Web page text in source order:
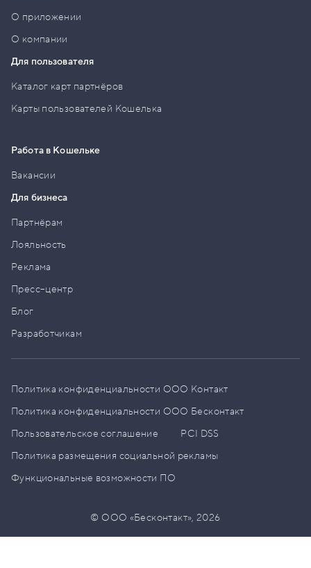
О приложении
О компании
Для пользователя
Каталог карт партнёров
Карты пользователей Кошелька
Работа в Кошельке
Вакансии
Для бизнеса
Партнёрам
Лояльность
Реклама
Пресс–центр
Блог
Разработчикам
Политика конфиденциальности ООО Контакт
Политика конфиденциальности ООО Бесконтакт
Пользовательское соглашение
PCI DSS
Политика размещения социальной рекламы
Функциональные возможности ПО
© ООО «Бесконтакт»,2026